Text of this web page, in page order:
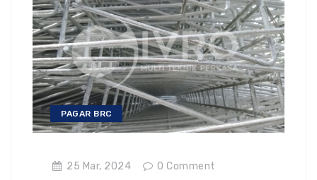
PAGAR BRC
25 Mar, 2024 0 Comment